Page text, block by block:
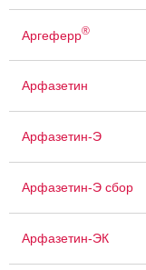
Аргеферр®
Арфазетин
Арфазетин-Э
Арфазетин-Э сбор
Арфазетин-ЭК